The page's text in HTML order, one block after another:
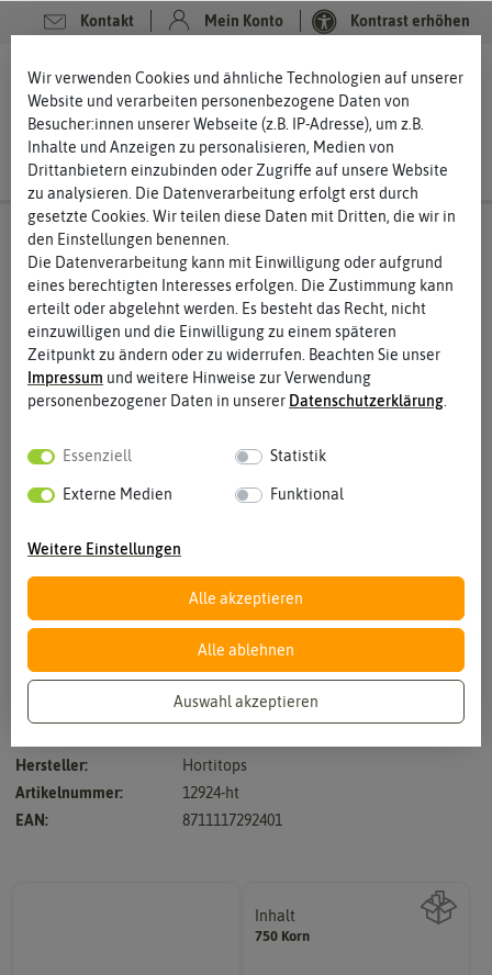
Kontakt Mein Konto Kontrast erhöhen
0 0
Vergrößern durch berühren
Hoher Karotingehalt. Geeignet als Snack-Möhre für Kinder.
Hersteller:
Hortitops
Artikelnummer:
12924-ht
EAN:
8711117292401
Inhalt
750 KornWie viel ist enthalten
Wir verwenden Cookies und ähnliche Technologien auf unserer
Website und verarbeiten personenbezogene Daten von
Besucher:innen unserer Webseite (z.B. IP-Adresse), um z.B.
Inhalte und Anzeigen zu personalisieren, Medien von
Drittanbietern einzubinden oder Zugriffe auf unsere Website
zu analysieren. Die Datenverarbeitung erfolgt erst durch
gesetzte Cookies. Wir teilen diese Daten mit Dritten, die wir in
den Einstellungen benennen.
Die Datenverarbeitung kann mit Einwilligung oder aufgrund
eines berechtigten Interesses erfolgen. Die Zustimmung kann
erteilt oder abgelehnt werden. Es besteht das Recht, nicht
einzuwilligen und die Einwilligung zu einem späteren
Zeitpunkt zu ändern oder zu widerrufen. Beachten Sie unser
Impressum und weitere Hinweise zur Verwendung
personenbezogener Daten in unserer Daten­schutz­erklärung.
Essenziell Statistik
Externe Medien Funktional
Weitere Einstellungen
Alle akzeptieren
Alle ablehnen
Auswahl akzeptieren